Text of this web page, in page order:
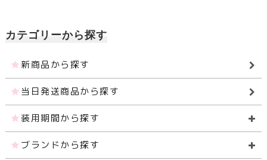
カテゴリーから探す
新商品から探す
当日発送商品から探す
装用期間から探す
ブランドから探す